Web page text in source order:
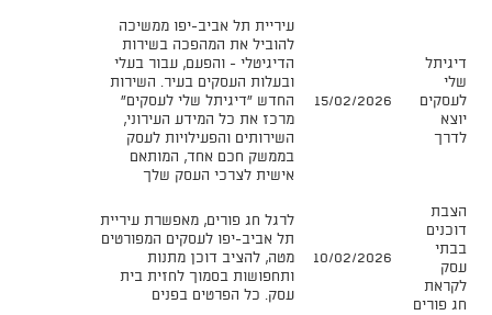
דיגיתל
שלי
לעסקים
יוצא
לדרך
15/02/2026
עיריית תל אביב-יפו ממשיכה
להוביל את המהפכה בשירות
הדיגיטלי - והפעם, עבור בעלי
ובעלות העסקים בעיר. השירות
החדש "דיגיתל שלי לעסקים"
מרכז את כל המידע העירוני,
השירותים והפעילויות לעסק
בממשק חכם אחד, המותאם
אישית לצרכי העסק שלך​
הצבת
דוכנים
בבתי
עסק
לקראת
חג פורים
10/02/2026
לרגל חג פורים, מאפשרת עיריית
תל אביב-יפו לעסקים המפורטים
מטה, להציב דוכן מתנות
ותחפושות בסמוך לחזית בית
עסק. כל הפרטים בפנים​